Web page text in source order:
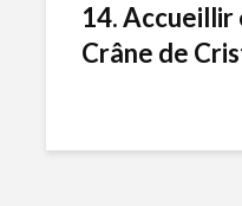
14.
Crâne de